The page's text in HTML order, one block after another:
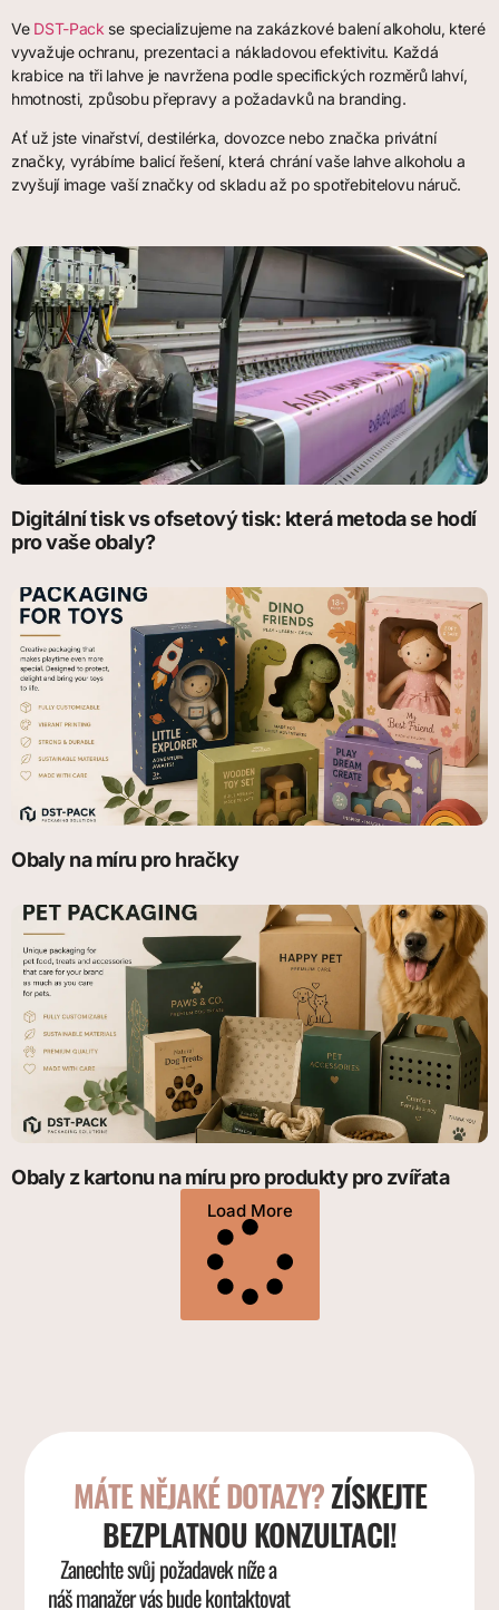
Ve DST-Pack se specializujeme na zakázkové balení alkoholu, které
vyvažuje ochranu, prezentaci a nákladovou efektivitu. Každá
krabice na tři lahve je navržena podle specifických rozměrů lahví,
hmotnosti, způsobu přepravy a požadavků na branding.
Ať už jste vinařství, destilérka, dovozce nebo značka privátní
značky, vyrábíme balicí řešení, která chrání vaše lahve alkoholu a
zvyšují image vaší značky od skladu až po spotřebitelovu náruč.
Digitální tisk vs ofsetový tisk: která metoda se hodí
pro vaše obaly?
Obaly na míru pro hračky
Obaly z kartonu na míru pro produkty pro zvířata
Load More
MÁTE NĚJAKÉ DOTAZY?ZÍSKEJTE
BEZPLATNOU KONZULTACI!
Zanechte svůj požadavek níže a
náš manažer vás bude kontaktovat